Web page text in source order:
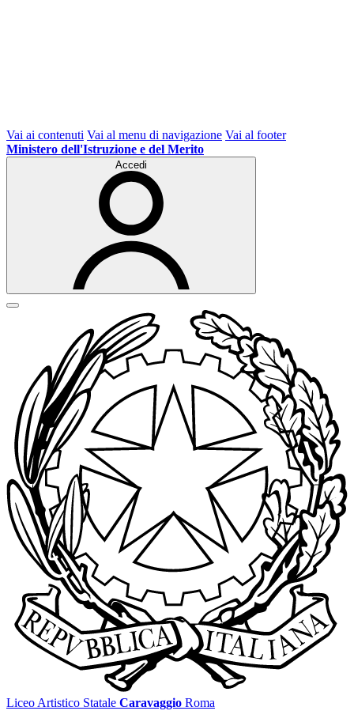
Vai ai contenuti Vai al menu di navigazione Vai al footer
Ministero dell'Istruzione e del Merito
Accedi
Liceo Artistico Statale Caravaggio Roma